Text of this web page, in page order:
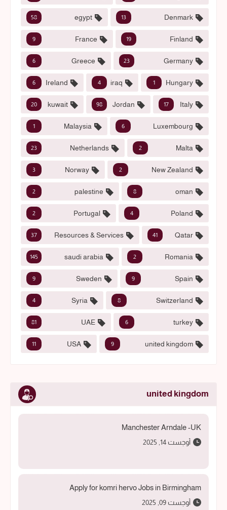
Denmark
13
egypt
58
Finland
19
France
9
Germany
23
Greece
6
Hungary
1
iraq
4
Ireland
6
Italy
17
Jordan
98
kuwait
20
Luxembourg
6
Malaysia
1
Malta
2
Netherlands
23
New Zealand
2
Norway
3
oman
8
palestine
2
Poland
4
Portugal
2
Qatar
41
Resources & Services
37
Romania
2
saudi arabia
145
Spain
9
Sweden
9
Switzerland
8
Syria
4
turkey
6
UAE
81
united kingdom
9
USA
11
united kingdom
Manchester Arndale -UK
أوجست 14, 2025
Apply for komri hervo Jobs in Birmingham
أوجست 09, 2025